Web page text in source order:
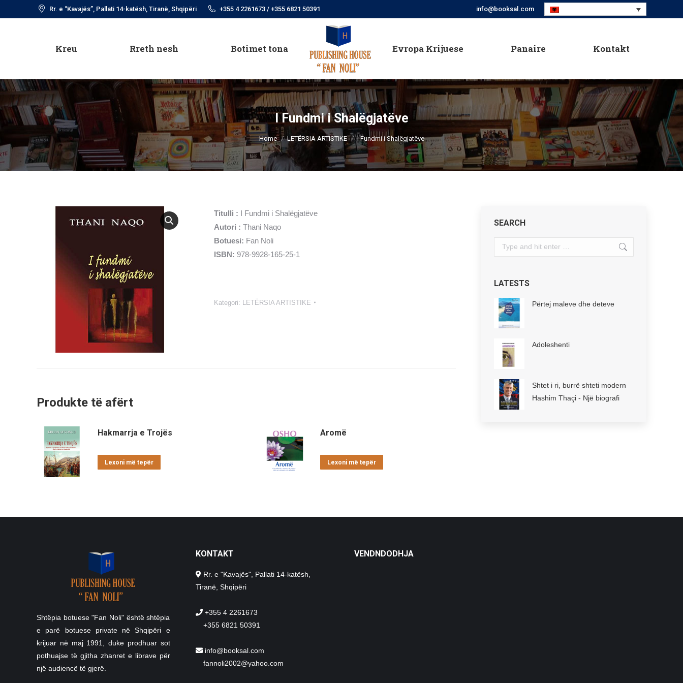
Rr. e “Kavajës”, Pallati 14-katësh, Tiranë, Shqipëri +355 4 2261673 / +355 6821 50391 info@booksal.com
Kreu Rreth nesh Botimet tona Evropa Krijuese Panaire Kontakt
I Fundmi i Shalëgjatëve
You are here:
Home LETËRSIA ARTISTIKE I Fundmi i Shalëgjatëve
Titulli : I Fundmi i Shalëgjatëve
Autori : Thani Naqo
Botuesi: Fan Noli
ISBN: 978-9928-165-25-1
Kategori: LETËRSIA ARTISTIKE
Produkte të afërt
Hakmarrja e Trojës
Lexoni më tepër
Aromë
Lexoni më tepër
SEARCH
Search:
LATESTS
Përtej maleve dhe deteve
Adoleshenti
Shtet i ri, burrë shteti modern
Hashim Thaçi - Një biografi
Shtëpia botuese "Fan Noli" është shtëpia
e parë botuese private në Shqipëri e
krijuar në maj 1991, duke prodhuar sot
pothuajse të gjitha zhanret e librave për
një audiencë të gjerë.
KONTAKT
Rr. e "Kavajës", Pallati 14-katësh,
Tiranë, Shqipëri
+355 4 2261673
+355 6821 50391
info@booksal.com
fannoli2002@yahoo.com
VENDNDODHJA